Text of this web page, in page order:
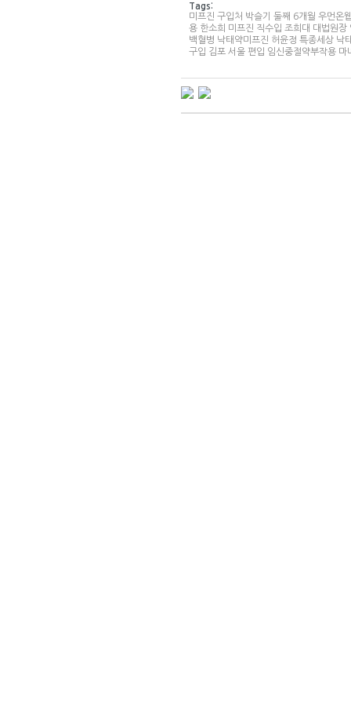
Tags:
미­프진 구입처 박슬기 둘째 6개월 우먼온
용 한소희 미­프진 직수입 조희대 대법원장
백혈병 낙태약미프진 허윤정 특종세상 낙
구입 김포 서울 편입 임신중절약부작용 마